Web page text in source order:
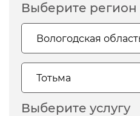
Выберите регион
Выберите услугу